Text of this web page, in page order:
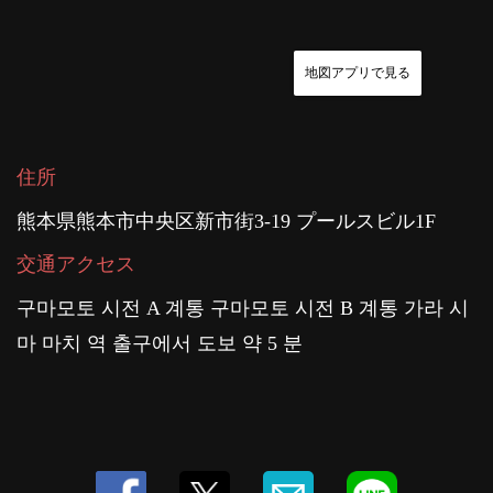
地図アプリで見る
住所
熊本県熊本市中央区新市街3-19 プールスビル1F
交通アクセス
구마모토 시전 A 계통 구마모토 시전 B 계통 가라 시
마 마치 역 출구에서 도보 약 5 분